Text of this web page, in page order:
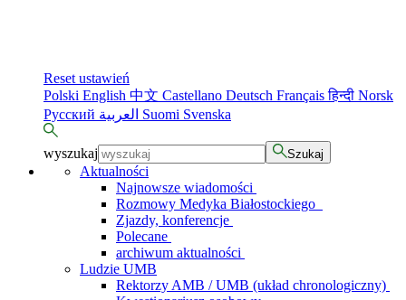
Reset ustawień
Polski English 中文 Castellano Deutsch Françaisहिन्दी Norsk
Русский
Suomi Svenska
wyszukaj Szukaj
Aktualności
Najnowsze wiadomości
Rozmowy Medyka Białostockiego
Zjazdy, konferencje
Polecane
archiwum aktualności
Ludzie UMB
Rektorzy AMB / UMB (układ chronologiczny)